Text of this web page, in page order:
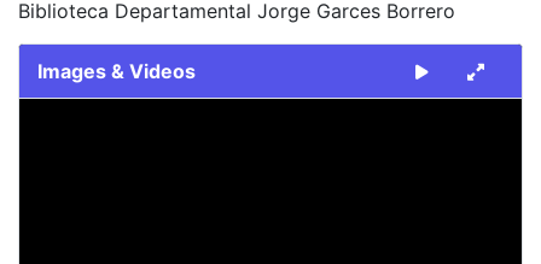
Biblioteca Departamental Jorge Garces Borrero
Images & Videos